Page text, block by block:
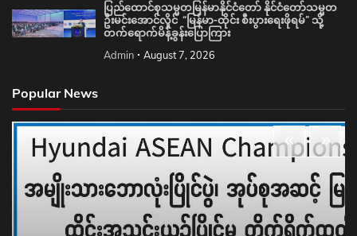
ပြည်ထောင်စုသမ္မတမြန်မာနိုင်ငံတော် နိုင်ငံတော်သမ္မတ
ဦးမင်းအောင်လှိုင် “မြန်မာ-ထိုင်း စီးပွားရေးဖိုရမ်” သို့
တက်ရောက်မိန့်ခွန်းပြောကြား
Admin August 7, 2026
Popular News